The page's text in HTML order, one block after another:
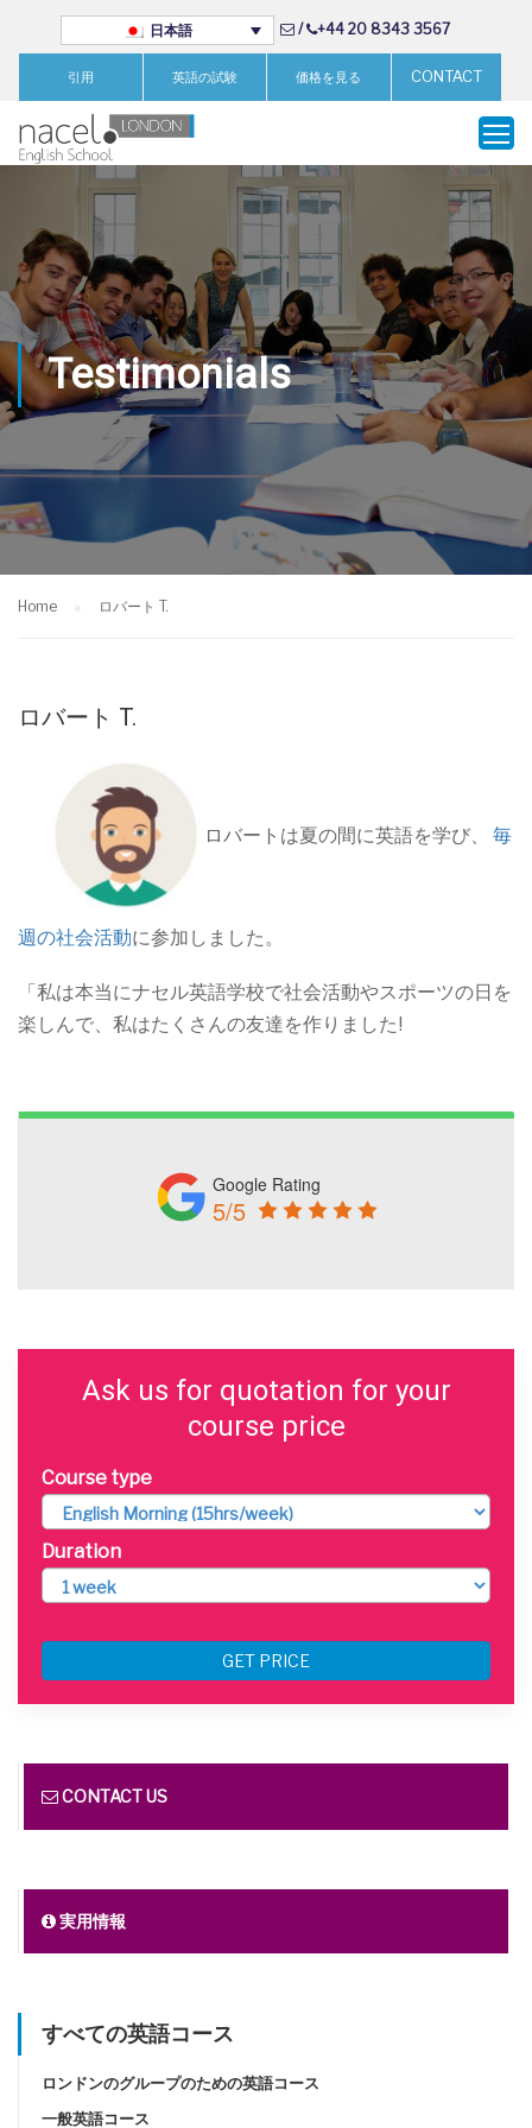
日本語 / +44 20 8343 3567
引用 英語の試験 価格を見る CONTACT
Testimonials
Home ロバート T.
ロバート T.
ロバートは夏の間に英語を学び、 毎
週の社会活動に参加しました。
「私は本当にナセル英語学校で社会活動やスポーツの日を
楽しんで、私はたくさんの友達を作りました!
Google Rating
5/5
Ask us for quotation for your
course price
Course type
Duration
GET PRICE
CONTACT US
実用情報
すべての英語コース
ロンドンのグループのための英語コース
一般英語コース